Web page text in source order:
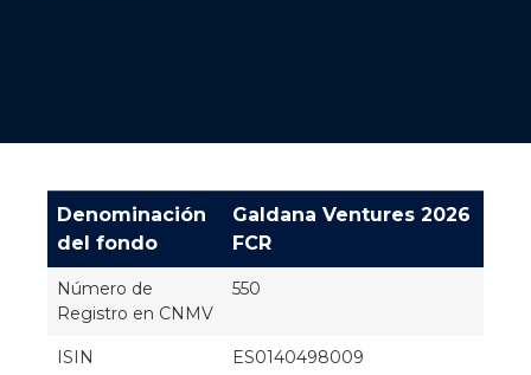
Denominación
del fondo
Galdana Ventures 2026
FCR
Número de
Registro en CNMV
550
ISIN ES0140498009